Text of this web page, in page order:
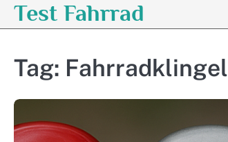
SkipTest Fahrrad
Tag: Fahrradklingel